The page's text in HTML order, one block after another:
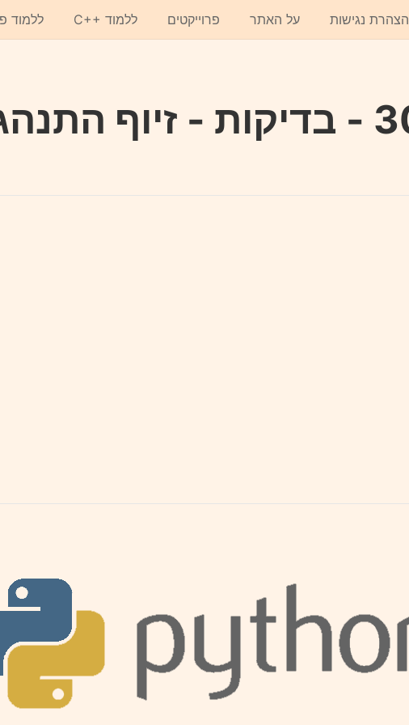
ללמוד C++ ללמוד פרוייקטים על האתר הצהרת נגישות